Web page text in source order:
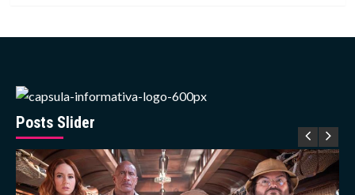
honrados
en
Premios
Juventud
Posts Slider